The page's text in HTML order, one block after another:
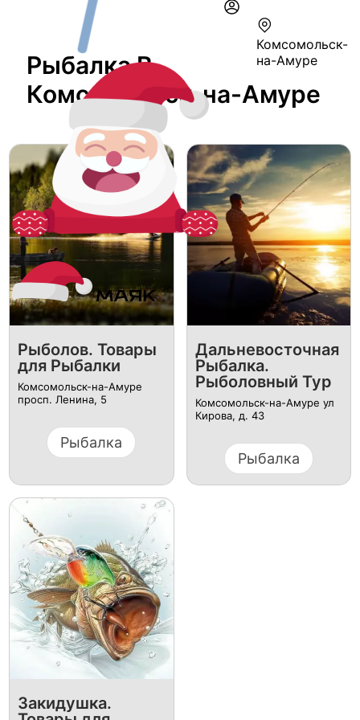
Комсомольск-
на-Амуре
Рыбалка В
Комсомольск-на-Амуре
Рыболов. Товары
для Рыбалки
Комсомольск-на-Амуре
просп. Ленина, 5
Рыбалка
Дальневосточная
Рыбалка.
Рыболовный Тур
Комсомольск-на-Амуре ул
Кирова, д. 43
Рыбалка
Закидушка.